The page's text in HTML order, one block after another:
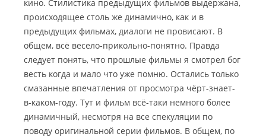
кино. Стилистика предыдущих фильмов выдержана,
происходящее столь же динамично, как и в
предыдущих фильмах, диалоги не провисают. В
общем, всё весело-прикольно-понятно. Правда
следует понять, что прошлые фильмы я смотрел бог
весть когда и мало что уже помню. Остались только
смазанные впечатления от просмотра чёрт-знает-
в-каком-году. Тут и фильм всё-таки немного более
динамичный, несмотря на все спекуляции по
поводу оригинальной серии фильмов. В общем, по